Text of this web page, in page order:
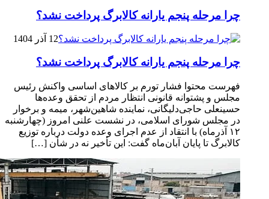
چرا مرحله پنجم یارانه کالابرگ پرداخت نشد؟
12 آذر 1404
چرا مرحله پنجم یارانه کالابرگ پرداخت نشد؟
فهرست محتوا فشار تورم بر کالاهای اساسی واکنش رئیس
مجلس و پشتوانه قانونی انتظار مردم از تحقق وعده‌ها
حسینعلی حاجی‌دلیگانی، نماینده شاهین‌شهر، میمه و برخوار
در مجلس شورای اسلامی، در نشست علنی امروز (چهارشنبه
۱۲ آذرماه) با انتقاد از عدم اجرای وعده دولت درباره توزیع
کالابرگ تا پایان آبان‌ماه گفت: این تأخیر نه در شأن […]